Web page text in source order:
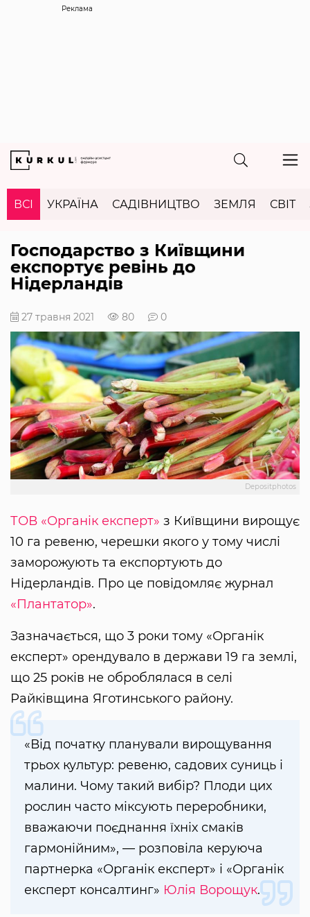
Реклама
ВСІ УКРАЇНА САДІВНИЦТВО ЗЕМЛЯ СВІТ
Господарство з Київщини
експортує ревінь до
Нідерландів
27 травня 2021 80 0
Depositphotos
ТОВ «Органік експерт» з Київщини вирощує
10 га ревеню, черешки якого у тому числі
заморожують та експортують до
Нідерландів. Про це повідомляє журнал
«Плантатор».
Зазначається, що 3 роки тому «Органік
експерт» орендувало в держави 19 га землі,
що 25 років не оброблялася в селі
Райківщина Яготинського району.
«Від початку планували вирощування
трьох культур: ревеню, садових суниць і
малини. Чому такий вибір? Плоди цих
рослин часто міксують переробники,
вважаючи поєднання їхніх смаків
гармонійним», — розповіла керуюча
партнерка «Органік експерт» і «Органік
експерт консалтинг» Юлія Ворощук.